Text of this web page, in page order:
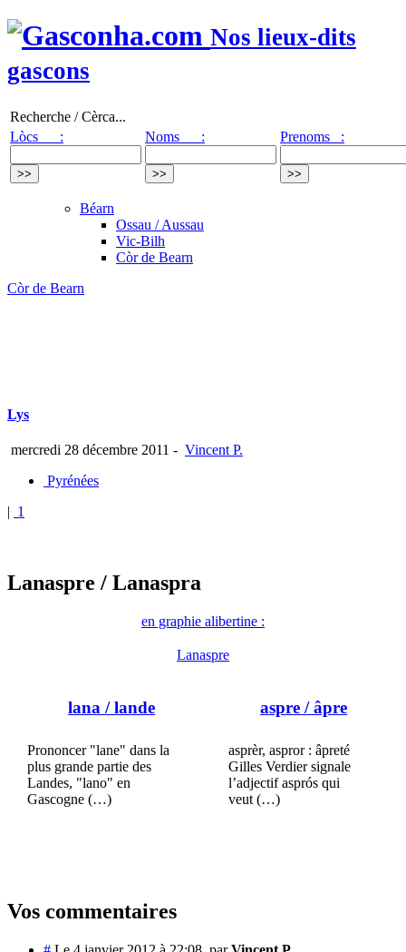
Nos lieux-dits
gascons
Recherche / Cèrca...
Lòcs :
Noms : Prenoms :
Béarn
Ossau / Aussau
Vic-Bilh
Còr de Bearn
Còr de Bearn
Lys
mercredi 28 décembre 2011 - Vincent P.
Pyrénées
| 1
Lanaspre / Lanaspra
en graphie alibertine :
Lanaspre
lana / lande
Prononcer "lane" dans la
plus grande partie des
Landes, "lano" en
Gascogne (…)
aspre / âpre
asprèr, aspror : âpreté
Gilles Verdier signale
l’adjectif asprós qui
veut (…)
Vos commentaires